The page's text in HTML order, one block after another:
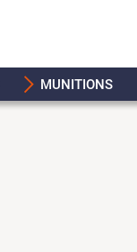
MUNITIONS